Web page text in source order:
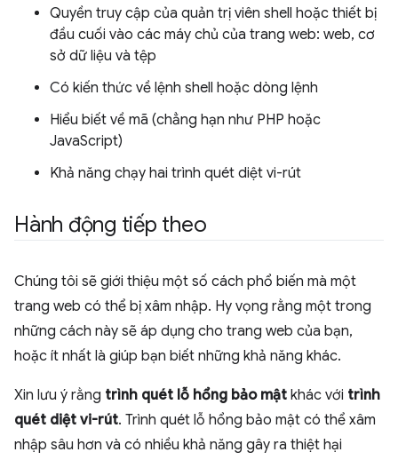
Quyền truy cập của quản trị viên shell hoặc thiết bị
đầu cuối vào các máy chủ của trang web: web, cơ
sở dữ liệu và tệp
Có kiến thức về lệnh shell hoặc dòng lệnh
Hiểu biết về mã (chẳng hạn như PHP hoặc
JavaScript)
Khả năng chạy hai trình quét diệt vi-rút
Hành động tiếp theo
Chúng tôi sẽ giới thiệu một số cách phổ biến mà một
trang web có thể bị xâm nhập. Hy vọng rằng một trong
những cách này sẽ áp dụng cho trang web của bạn,
hoặc ít nhất là giúp bạn biết những khả năng khác.
Xin lưu ý rằng trình quét lỗ hổng bảo mật khác với trình
quét diệt vi-rút. Trình quét lỗ hổng bảo mật có thể xâm
nhập sâu hơn và có nhiều khả năng gây ra thiệt hại